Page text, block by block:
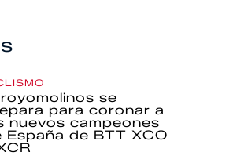
se
para coronar a
nuevos campeones
España de BTT XCO